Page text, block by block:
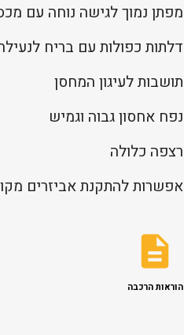
מפתן נמוך לגישה נוחה עם
דלתות כפולות עם בריח
תושבות לעיגון המחסן
נפח אחסון גבוה וגמיש
רצפה כלולה
אפשרות להתקנת אביזרים
הוראות הרכבה